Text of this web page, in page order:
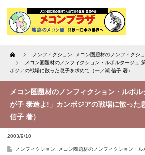
Home ノンフィクション メコン圏題材のノンフィクシ
メコン圏題材のノンフィクション・ルポルタージュ
ボジアの戦場に散った息子を求めて（一ノ瀬 信子 著）
メコン圏題材のノンフィクション・ルポ
が子 泰造よ!」カンボジアの戦場に散った
信子 著）
2003/9/10
ノンフィクション メコン圏題材のノンフィクション・ル